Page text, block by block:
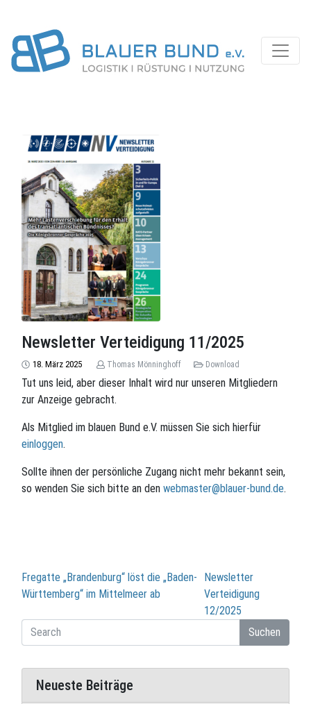
Newsletter Verteidigung 11/2025
18. März 2025 Thomas Mönninghoff Download
Tut uns leid, aber dieser Inhalt wird nur unseren Mitgliedern
zur Anzeige gebracht.
Als Mitglied im blauen Bund e.V. müssen Sie sich hierfür
einloggen.
Sollte ihnen der persönliche Zugang nicht mehr bekannt sein,
so wenden Sie sich bitte an den webmaster@blauer-bund.de.
Beitragsnavigation
Fregatte „Brandenburg“ löst die „Baden-
Württemberg“ im Mittelmeer ab
Newsletter
Verteidigung
12/2025
Suchen
Neueste Beiträge